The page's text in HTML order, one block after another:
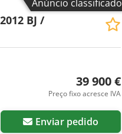
Anúncio classificado
BJ /
39 900 €
Preço fixo acresce IVA
Enviar pedido